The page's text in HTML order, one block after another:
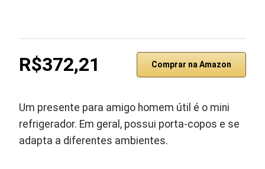
R$372,21 Comprar na Amazon
Um presente para amigo homem útil é o mini
refrigerador. Em geral, possui porta-copos e se
adapta a diferentes ambientes.